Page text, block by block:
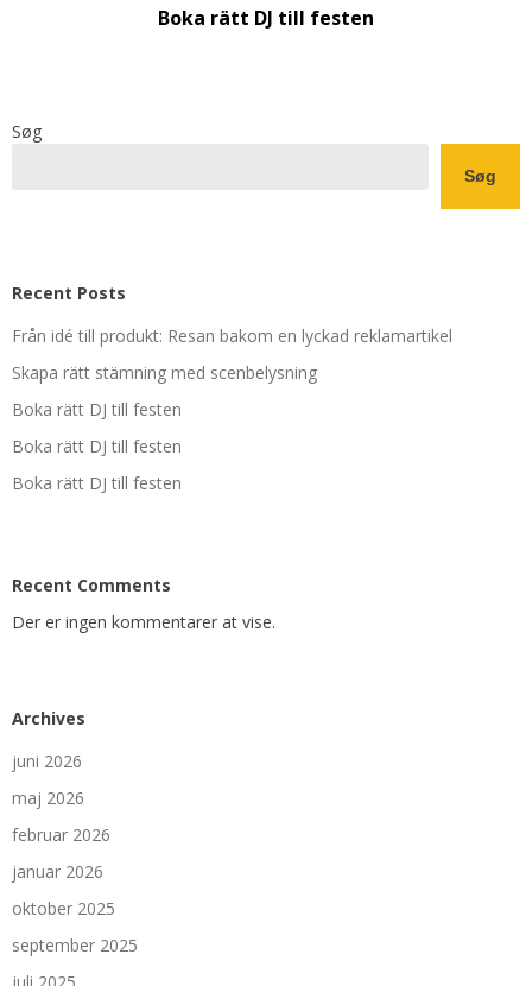
Boka rätt DJ till festen
Søg
Søg
Recent Posts
Från idé till produkt: Resan bakom en lyckad reklamartikel
Skapa rätt stämning med scenbelysning
Boka rätt DJ till festen
Boka rätt DJ till festen
Boka rätt DJ till festen
Recent Comments
Der er ingen kommentarer at vise.
Archives
juni 2026
maj 2026
februar 2026
januar 2026
oktober 2025
september 2025
juli 2025